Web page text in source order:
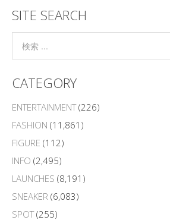
SITE SEARCH
CATEGORY
ENTERTAINMENT(226)
FASHION (11,861)
FIGURE (112)
INFO (2,495)
LAUNCHES (8,191)
SNEAKER (6,083)
SPOT(255)